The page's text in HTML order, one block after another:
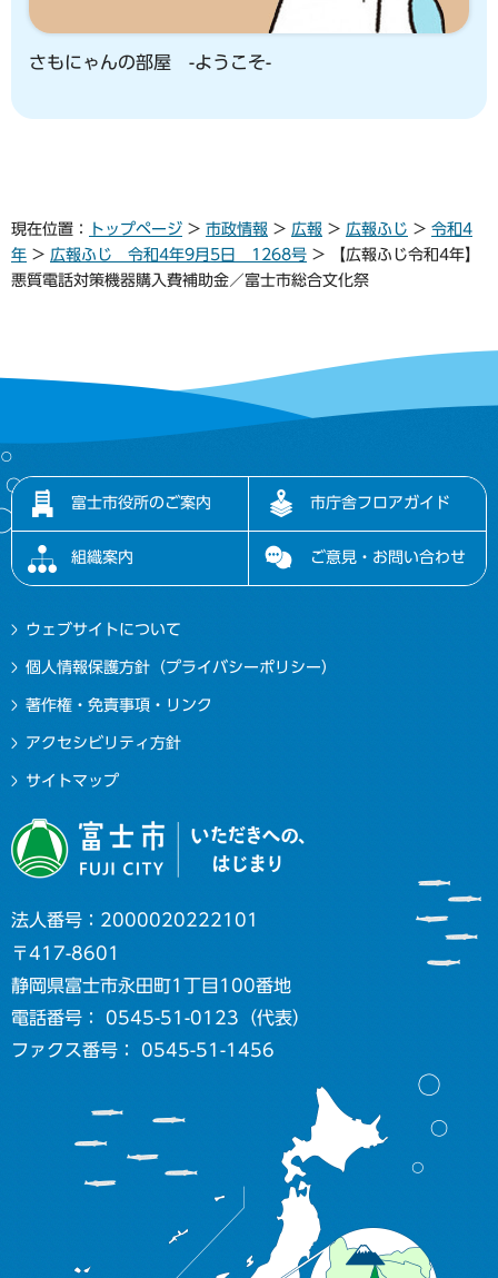
さもにゃんの部屋 -ようこそ-
現在位置： トップページ > 市政情報 > 広報 > 広報ふじ > 令和4
年 > 広報ふじ 令和4年9月5日 1268号 > 【広報ふじ令和4年】
悪質電話対策機器購入費補助金／富士市総合文化祭
富士市役所のご案内 市庁舎フロアガイド
組織案内 ご意見・お問い合わせ
ウェブサイトについて
個人情報保護方針（プライバシーポリシー）
著作権・免責事項・リンク
アクセシビリティ方針
サイトマップ
法人番号：2000020222101
〒417-8601
静岡県富士市永田町1丁目100番地
電話番号： 0545-51-0123（代表）
ファクス番号： 0545-51-1456